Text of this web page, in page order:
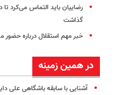
رضاییان باید التماس می‌کرد تا
گذاشت
خبر مهم استقلال درباره حضور
در همین زمینه
آشنایی با سابقه باشگاهی علی